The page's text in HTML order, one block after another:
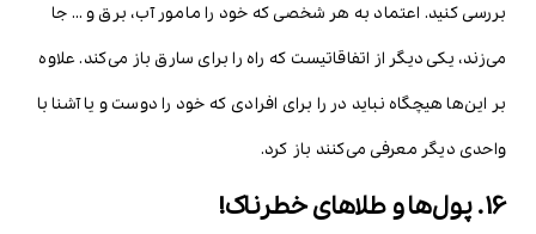
بررسی کنید. اعتماد به هر شخصی که خود را مامور آب، برق و … جا
می‌زند، یکی دیگر از اتفاقاتیست که راه را برای سارق باز می‌کند. علاوه
بر این‌ها هیچگاه نباید در را برای افرادی که خود را دوست و یا آشنا با
واحدی دیگر معرفی می‌کنند باز کرد.
16. پول‌ها و طلاهای خطرناک!